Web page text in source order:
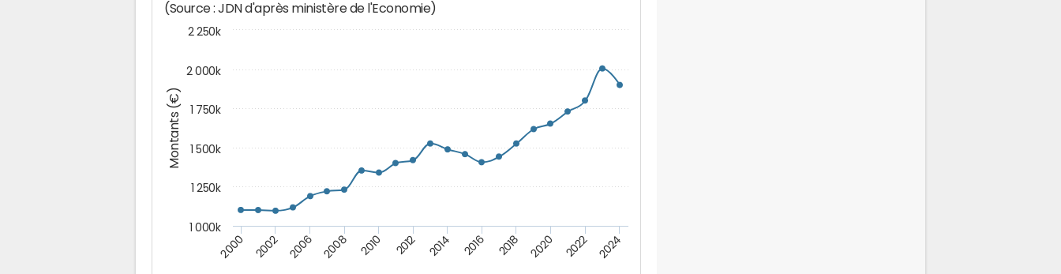
Montants (€)
(Source : JDN d'après ministère de l'Economie)
2000 2002 2006 2008 2010 2012 2014 2016 2018 2020 2022 2024
1 000k
1 250k
1 500k
1 750k
2 000k
2 250k